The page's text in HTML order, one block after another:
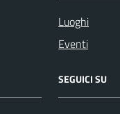
Luoghi
Eventi
SEGUICI SU